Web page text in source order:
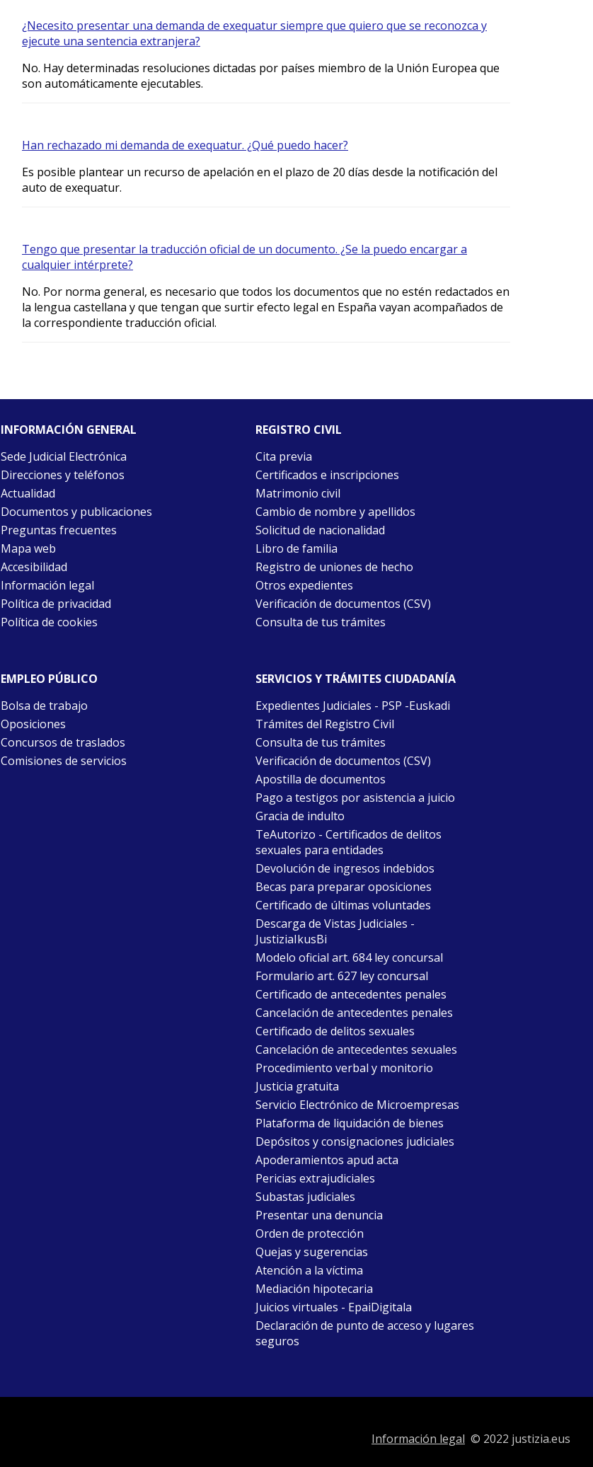
¿Necesito presentar una demanda de exequatur siempre que quiero que se reconozca y
ejecute una sentencia extranjera?
No. Hay determinadas resoluciones dictadas por países miembro de la Unión Europea que
son automáticamente ejecutables.
Han rechazado mi demanda de exequatur. ¿Qué puedo hacer?
Es posible plantear un recurso de apelación en el plazo de 20 días desde la notificación del
auto de exequatur.
Tengo que presentar la traducción oficial de un documento. ¿Se la puedo encargar a
cualquier intérprete?
No. Por norma general, es necesario que todos los documentos que no estén redactados en
la lengua castellana y que tengan que surtir efecto legal en España vayan acompañados de
la correspondiente traducción oficial.
INFORMACIÓN GENERAL
Sede Judicial Electrónica
Direcciones y teléfonos
Actualidad
Documentos y publicaciones
Preguntas frecuentes
Mapa web
Accesibilidad
Información legal
Política de privacidad
Política de cookies
REGISTRO CIVIL
Cita previa
Certificados e inscripciones
Matrimonio civil
Cambio de nombre y apellidos
Solicitud de nacionalidad
Libro de familia
Registro de uniones de hecho
Otros expedientes
Verificación de documentos (CSV)
Consulta de tus trámites
EMPLEO PÚBLICO
Bolsa de trabajo
Oposiciones
Concursos de traslados
Comisiones de servicios
SERVICIOS Y TRÁMITES CIUDADANÍA
Expedientes Judiciales - PSP -Euskadi
Trámites del Registro Civil
Consulta de tus trámites
Verificación de documentos (CSV)
Apostilla de documentos
Pago a testigos por asistencia a juicio
Gracia de indulto
TeAutorizo - Certificados de delitos
sexuales para entidades
Devolución de ingresos indebidos
Becas para preparar oposiciones
Certificado de últimas voluntades
Descarga de Vistas Judiciales -
JustiziaIkusBi
Modelo oficial art. 684 ley concursal
Formulario art. 627 ley concursal
Certificado de antecedentes penales
Cancelación de antecedentes penales
Certificado de delitos sexuales
Cancelación de antecedentes sexuales
Procedimiento verbal y monitorio
Justicia gratuita
Servicio Electrónico de Microempresas
Plataforma de liquidación de bienes
Depósitos y consignaciones judiciales
Apoderamientos apud acta
Pericias extrajudiciales
Subastas judiciales
Presentar una denuncia
Orden de protección
Quejas y sugerencias
Atención a la víctima
Mediación hipotecaria
Juicios virtuales - EpaiDigitala
Declaración de punto de acceso y lugares
seguros
Información legal © 2022 justizia.eus